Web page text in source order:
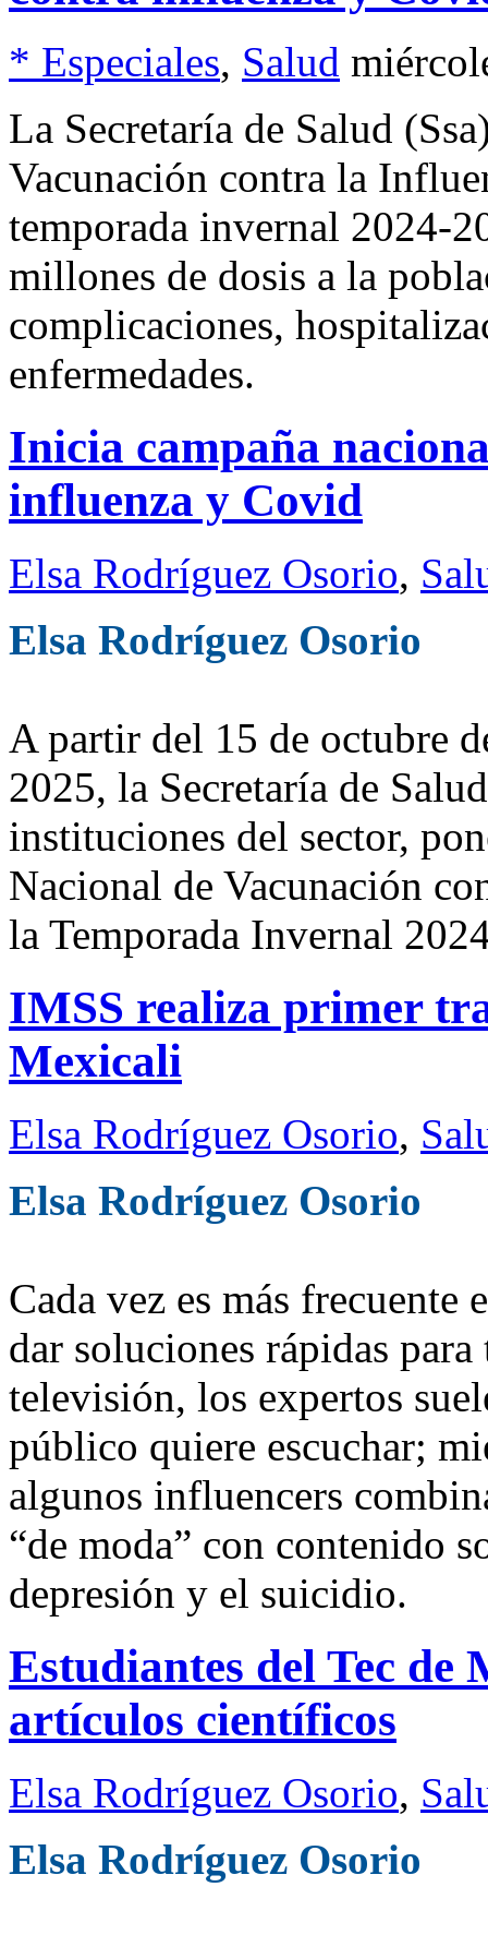
* Especiales, Salud
La Secretaría de Salud
Vacunación contra la
temporada invernal 2024-
millones de dosis a la
complicaciones,
enfermedades.
Inicia campaña
influenza y Covid
Elsa Rodríguez Osorio,
Elsa Rodríguez Osorio
A partir del 15 de octubre
2025, la Secretaría de
instituciones del sector,
Nacional de Vacunación
la Temporada Invernal
IMSS realiza primer
Mexicali
Elsa Rodríguez Osorio,
Elsa Rodríguez Osorio
Cada vez es más frecuente
dar soluciones rápidas
televisión, los expertos
público quiere escuchar;
algunos influencers
“de moda” con contenido
depresión y el suicidio.
Estudiantes del Tec de
artículos científicos
Elsa Rodríguez Osorio,
Elsa Rodríguez Osorio